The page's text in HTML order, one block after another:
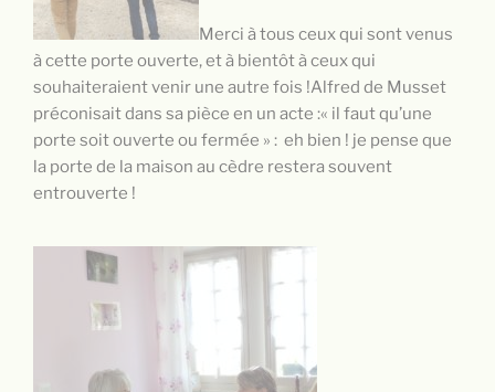
Merci à tous ceux qui sont venus
à cette porte ouverte, et à bientôt à ceux qui
souhaiteraient venir une autre fois !Alfred de Musset
préconisait dans sa pièce en un acte :« il faut qu’une
porte soit ouverte ou fermée » : eh bien ! je pense que
la porte de la maison au cèdre restera souvent
entrouverte !